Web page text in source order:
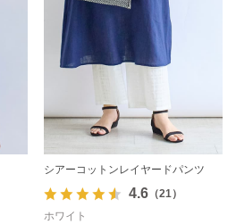
シアーコットンレイヤードパンツ
4.6（21）
ホワイト